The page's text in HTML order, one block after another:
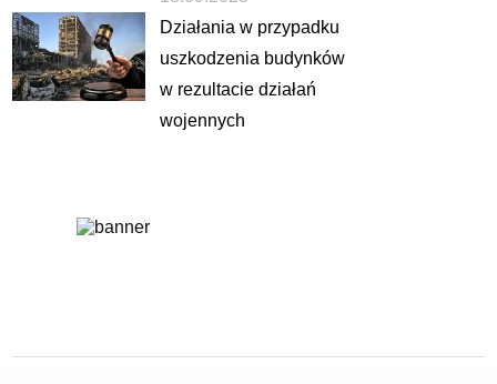
Działania w przypadku
uszkodzenia budynków
w rezultacie działań
wojennych